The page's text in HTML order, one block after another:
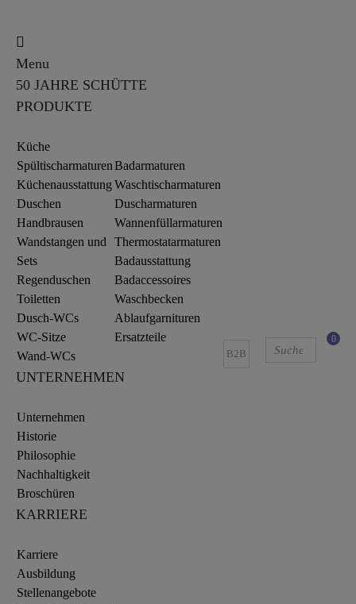
Menu
50 JAHRE SCHÜTTE
PRODUKTE
Küche
Spültischarmaturen
Küchenausstattung
Duschen
Handbrausen
Wandstangen und
Sets
Regenduschen
Toiletten
Dusch-WCs
WC-Sitze
Wand-WCs
Badarmaturen
Waschtischarmaturen
Duscharmaturen
Wannenfüllarmaturen
Thermostatarmaturen
Badausstattung
Badaccessoires
Waschbecken
Ablaufgarnituren
Ersatzteile
UNTERNEHMEN
Unternehmen
Historie
Philosophie
Nachhaltigkeit
Broschüren
KARRIERE
Karriere
Ausbildung
Stellenangebote
B2B
0